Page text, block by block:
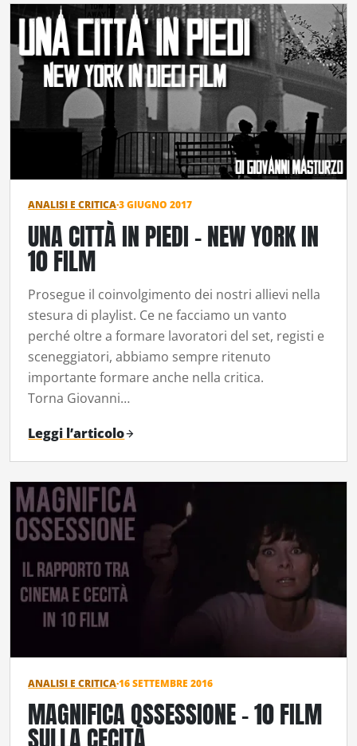
ANALISI E CRITICA·3 GIUGNO 2017
UNA CITTÀ IN PIEDI – NEW YORK IN
10 FILM
Prosegue il coinvolgimento dei nostri allievi nella
stesura di playlist. Ce ne facciamo un vanto
perché oltre a formare lavoratori del set, registi e
sceneggiatori, abbiamo sempre ritenuto
importante formare anche nella critica.
Torna Giovanni…
Leggi l’articolo
ANALISI E CRITICA·16 SETTEMBRE 2016
MAGNIFICA OSSESSIONE – 10 FILM